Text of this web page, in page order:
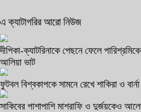
এ ক্যাটাগরির আরো নিউজ
দীপিকা-ক্যাটরিনাকে পেছনে ফেলে
আলিয়া ভাট
ফুটবল বিশ্বকাপকে সামনে রেখে শাকিরা ও
সাকিবের পাশাপাশি মাশরাফি ও দুর্জয়কেও